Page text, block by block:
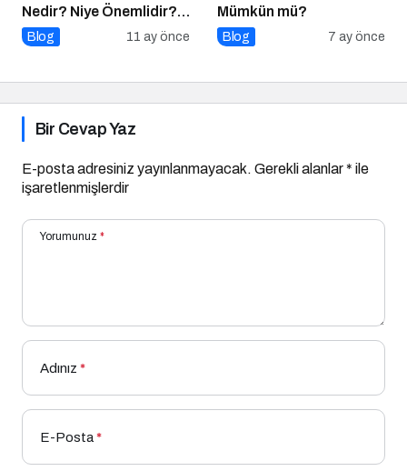
Nedir? Niye Önemlidir?
Nasıl Yapılır?
Blog 11 ay önce
Mümkün mü?
Blog 7 ay önce
Bir Cevap Yaz
E-posta adresiniz yayınlanmayacak. Gerekli alanlar* ile
işaretlenmişlerdir
Yorumunuz *
Adınız *
E-Posta*